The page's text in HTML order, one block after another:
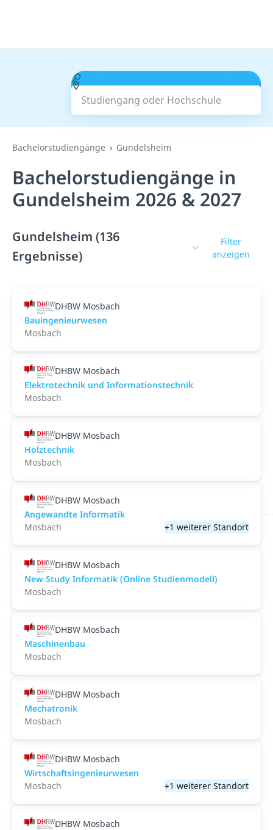
Studiengang oder Hochschule
Suchen
Bachelorstudiengänge Gundelsheim
Bachelorstudiengänge in
Gundelsheim 2026 & 2027
Gundelsheim (136
Ergebnisse)
Filter
anzeigen
DHBW Mosbach
Bauingenieurwesen
Mosbach
DHBW Mosbach
Elektrotechnik und Informationstechnik
Mosbach
DHBW Mosbach
Holztechnik
Mosbach
DHBW Mosbach
Angewandte Informatik
Mosbach
+1 weiterer Standort
DHBW Mosbach
New Study Informatik (Online Studienmodell)
Mosbach
DHBW Mosbach
Maschinenbau
Mosbach
DHBW Mosbach
Mechatronik
Mosbach
DHBW Mosbach
Wirtschaftsingenieurwesen
Mosbach
+1 weiterer Standort
DHBW Mosbach